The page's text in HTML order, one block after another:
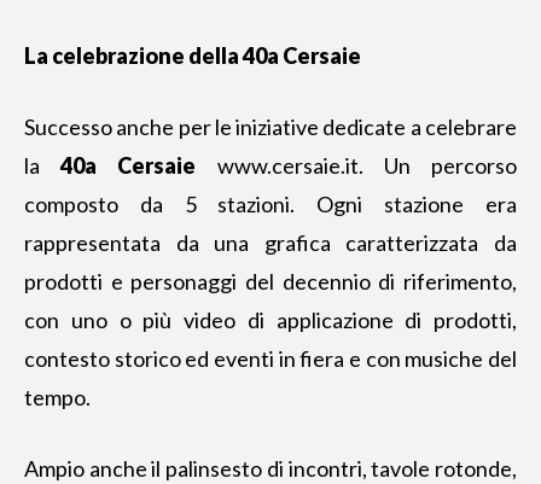
La celebrazione della 40a Cersaie
Successo anche per le iniziative dedicate a celebrare
la40a Cersaie www.cersaie.it. Un percorso
composto da 5 stazioni. Ogni stazione era
rappresentata da una grafica caratterizzata da
prodotti e personaggi del decennio di riferimento,
con uno o più video di applicazione di prodotti,
contesto storico ed eventi in fiera e con musiche del
tempo.
Ampio anche il palinsesto di incontri, tavole rotonde,